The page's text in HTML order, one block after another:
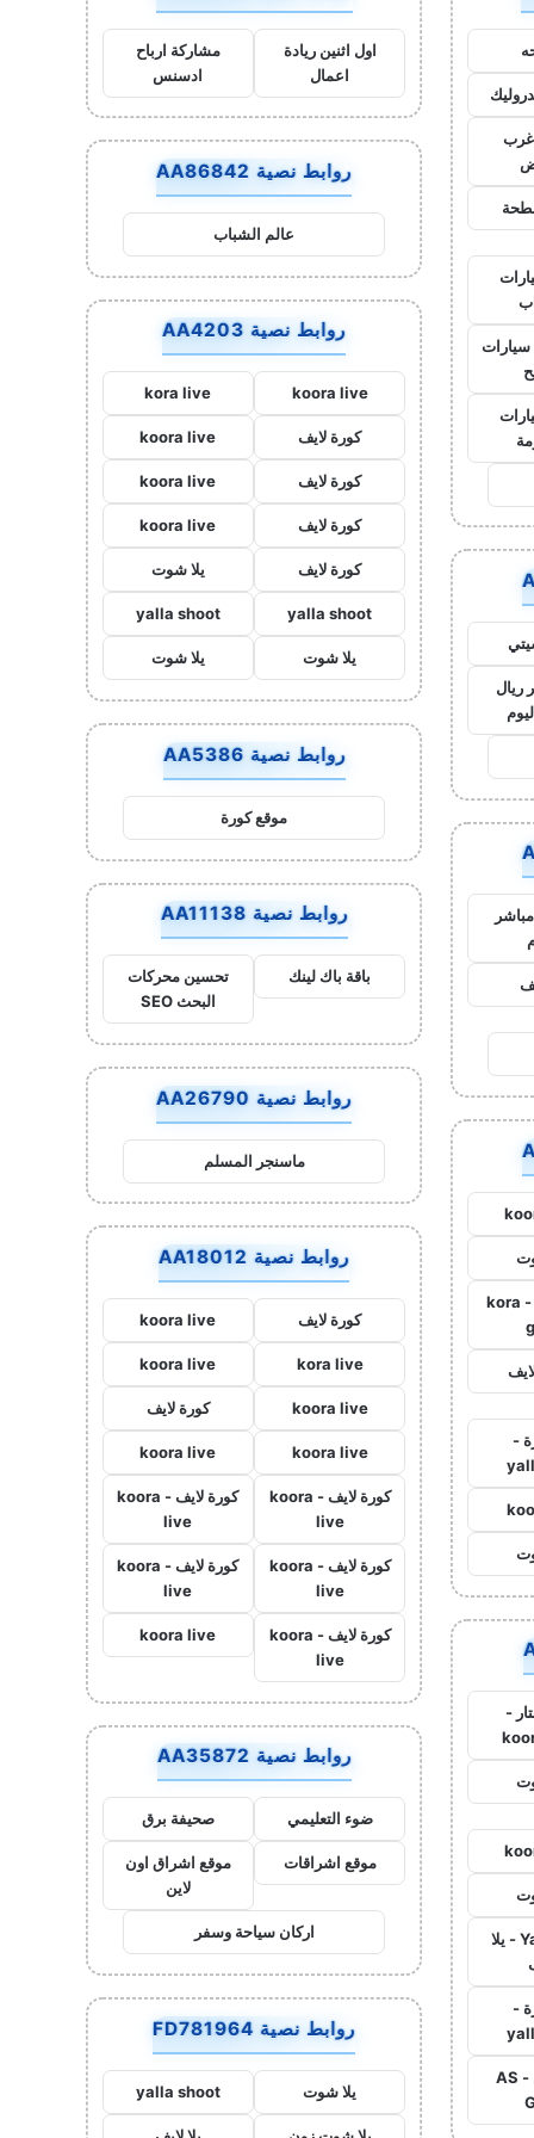
ريال
كورة جول - kora
-
-
Yalla Live - يلا
-
اس جول - AS
اول اثنين ريادة
اعمال
مشاركة ارباح
ادسنس
روابط نصية AA86842
عالم الشباب
روابط نصية AA4203
koora live
kora live
كورة لايف koora live
كورة لايف koora live
كورة لايف koora live
كورة لايف يلا شوت
yalla shoot
yalla shoot
يلا شوت يلا شوت
روابط نصية AA5386
موقع كورة
روابط نصية AA11138
باقة باك لينك
تحسين محركات
البحث SEO
روابط نصية AA26790
ماسنجر المسلم
روابط نصية AA18012
كورة لايف koora live
kora live
koora live
koora live كورة لايف
koora live
koora live
كورة لايف - koora
live
كورة لايف - koora
live
كورة لايف - koora
live
كورة لايف - koora
live
كورة لايف - koora
live
koora live
روابط نصية AA35872
ضوء التعليمي صحيفة برق
موقع اشراقات
موقع اشراق اون
لاين
اركان سياحة وسفر
روابط نصية FD781964
يلا شوت yalla shoot